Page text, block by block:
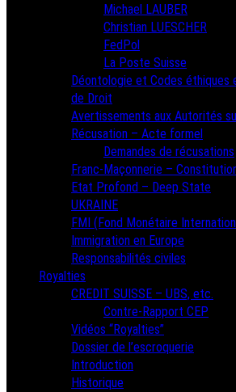
Michael LAUBER
Christian LUESCHER
FedPol
La Poste Suisse
Déontologie et Codes éthiques
de Droit
Avertissements aux Autorités
Récusation – Acte formel
Demandes de récusations
Franc-Maçonnerie –
Etat Profond – Deep State
UKRAINE
FMI (Fond Monétaire
Immigration en Europe
Responsabilités civiles
Royalties
CREDIT SUISSE – UBS, etc.
Contre-Rapport CEP
Vidéos “Royalties”
Dossier de l’escroquerie
Introduction
Historique